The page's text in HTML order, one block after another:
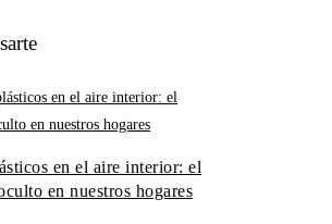
en el aire interior: el
en nuestros hogares